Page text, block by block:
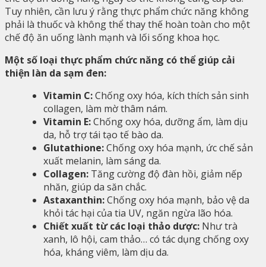
Tuy nhiên, cần lưu ý rằng thực phẩm chức năng không
phải là thuốc và không thể thay thế hoàn toàn cho một
chế độ ăn uống lành mạnh và lối sống khoa học.
Một số loại thực phẩm chức năng có thể giúp cải
thiện làn da sạm đen:
Vitamin C:Chống oxy hóa, kích thích sản sinh
collagen, làm mờ thâm nám.
Vitamin E:Chống oxy hóa, dưỡng ẩm, làm dịu
da, hỗ trợ tái tạo tế bào da.
Glutathione:Chống oxy hóa mạnh, ức chế sản
xuất melanin, làm sáng da.
Collagen: Tăng cường độ đàn hồi, giảm nếp
nhăn, giúp da săn chắc.
Astaxanthin:Chống oxy hóa mạnh, bảo vệ da
khỏi tác hại của tia UV, ngăn ngừa lão hóa.
Chiết xuất từ các loại thảo dược: Như trà
xanh, lô hội, cam thảo… có tác dụng chống oxy
hóa, kháng viêm, làm dịu da.